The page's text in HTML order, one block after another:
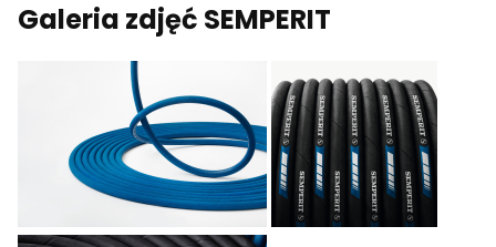
Galeria zdjęć SEMPERIT